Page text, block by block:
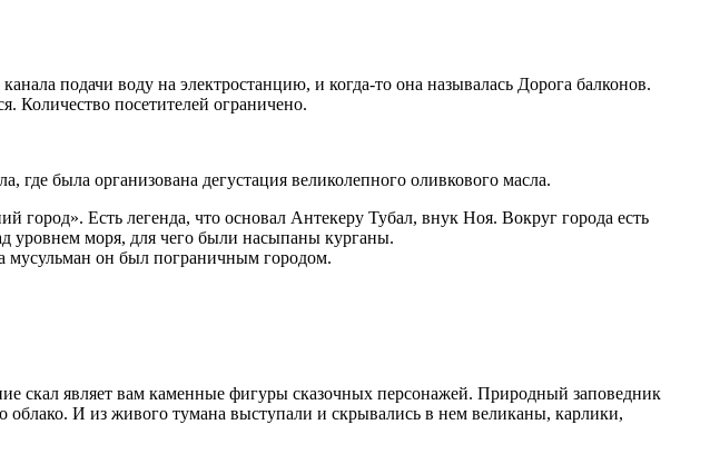
подачи воду на электростанцию, и когда-то она называлась Дорога балконов.
Количество посетителей ограничено.
была организована дегустация великолепного оливкового масла.
город». Есть легенда, что основал Антекеру Тубал, внук Ноя. Вокруг города есть
уровнем моря, для чего были насыпаны курганы.
мусульман он был пограничным городом.
скал являет вам каменные фигуры сказочных персонажей. Природный заповедник
облако. И из живого тумана выступали и скрывались в нем великаны, карлики,